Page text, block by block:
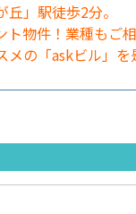
」駅徒歩2分。
ト物件！業種もご
メの「askビル」